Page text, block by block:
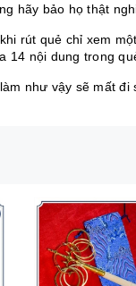
hãy bảo họ thật
rút quẻ chỉ xem
14 nội dung trong
như vậy sẽ mất đi